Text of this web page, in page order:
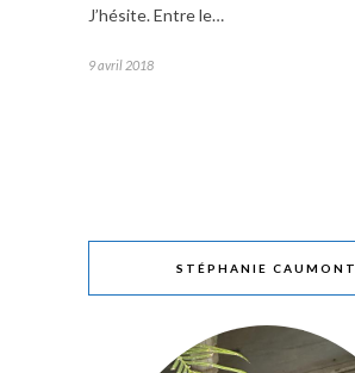
J’hésite. Entre le…
9 avril 2018
STÉPHANIE CAUMONT